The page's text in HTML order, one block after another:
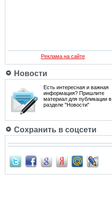
Реклама на сайте
Новости
Есть интересная и важная
информация? Пришлите
материал для публикации в
разделе "Новости"
Сохранить в соцсети